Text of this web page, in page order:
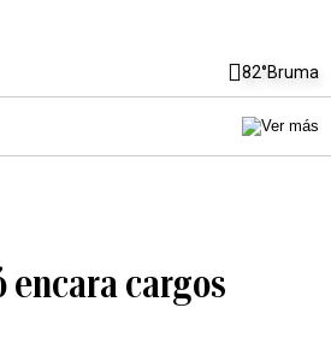
82°Bruma
encara cargos